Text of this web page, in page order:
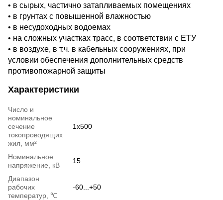
• в сырых, частично затапливаемых помещениях
• в грунтах с повышенной влажностью
• в несудоходных водоемах
• на сложных участках трасс, в соответствии с ЕТУ
• в воздухе, в т.ч. в кабельных сооружениях, при
условии обеспечения дополнительных средств
противопожарной защиты
Характеристики
Число и
номинальное
сечение
токопроводящих
жил, мм²
1x500
Номинальное
напряжение, кВ
15
Диапазон
рабочих
температур, ℃
-60...+50